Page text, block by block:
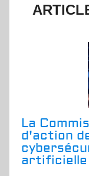
La
d'action
artificielle